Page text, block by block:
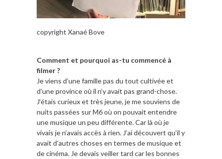
copyright Xanaé Bove
Comment et pourquoi as-tu commencé à
filmer ?
Je viens d’une famille pas du tout cultivée et
d’une province où il n’y avait pas grand-chose.
J‘étais curieux et très jeune, je me souviens de
nuits passées sur M6 où on pouvait entendre
une musique un peu différente. Car là où je
vivais je n’avais accès à rien. J’ai découvert qu’il y
avait d’autres choses en termes de musique et
de cinéma. Je devais veiller tard car les bonnes